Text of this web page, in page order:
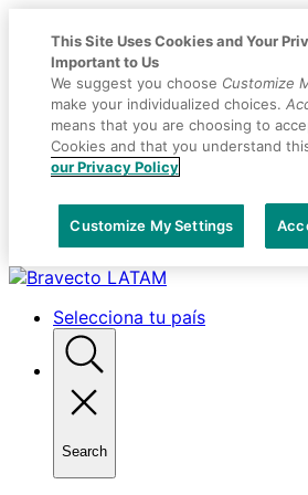
Placeholder
Anchor
Skip
Content
Skip
FooterSelecciona tu país
Search
Toggle
This Site Uses Cookies and Your
Important to Us
We suggest you choose Customize
make your individualized choices.
means that you are choosing to
Cookies and that you understand
our Privacy Policy
Customize My Settings